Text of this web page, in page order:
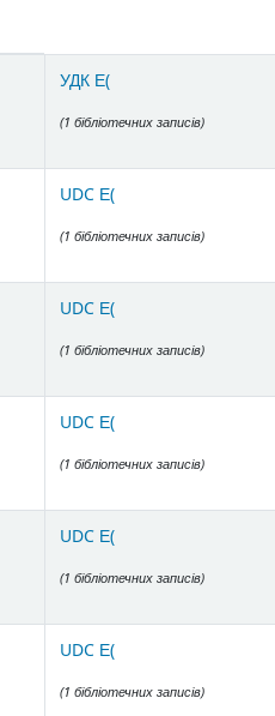
УДК Е(
(1 бібліотечних записів)
UDC Е(
(1 бібліотечних записів)
UDC Е(
(1 бібліотечних записів)
UDC Е(
(1 бібліотечних записів)
UDC Е(
(1 бібліотечних записів)
UDC Е(
(1 бібліотечних записів)